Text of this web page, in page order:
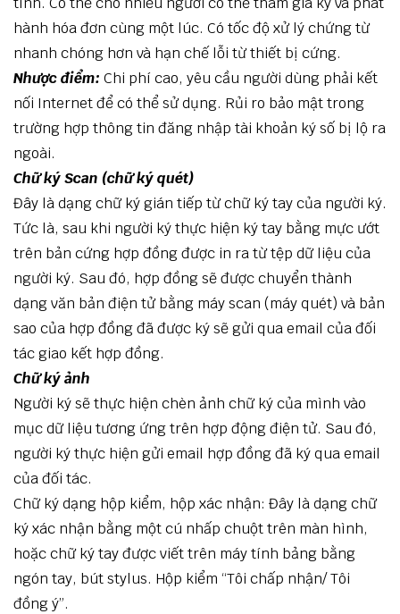
hành hóa đơn cùng một lúc. Có tốc độ xử lý chứng từ
nhanh chóng hơn và hạn chế lỗi từ thiết bị cứng.
Nhược điểm: Chi phí cao, yêu cầu người dùng phải kết
nối Internet để có thể sử dụng. Rủi ro bảo mật trong
trường hợp thông tin đăng nhập tài khoản ký số bị lộ ra
ngoài.
Chữ ký Scan (chữ ký quét)
Đây là dạng chữ ký gián tiếp từ chữ ký tay của người ký.
Tức là, sau khi người ký thực hiện ký tay bằng mực ướt
trên bản cứng hợp đồng được in ra từ tệp dữ liệu của
người ký. Sau đó, hợp đồng sẽ được chuyển thành
dạng văn bản điện tử bằng máy scan (máy quét) và bản
sao của hợp đồng đã được ký sẽ gửi qua email của đối
tác giao kết hợp đồng.
Chữ ký ảnh
Người ký sẽ thực hiện chèn ảnh chữ ký của mình vào
mục dữ liệu tương ứng trên hợp động điện tử. Sau đó,
người ký thực hiện gửi email hợp đồng đã ký qua email
của đối tác.
Chữ ký dạng hộp kiểm, hộp xác nhận: Đây là dạng chữ
ký xác nhận bằng một cú nhấp chuột trên màn hình,
hoặc chữ ký tay được viết trên máy tính bảng bằng
ngón tay, bút stylus. Hộp kiểm “Tôi chấp nhận/ Tôi
đồng ý”.